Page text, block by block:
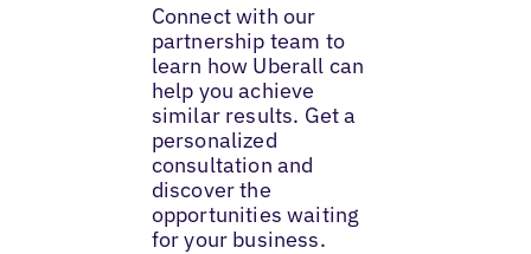
Connect with our
partnership team to
learn how Uberall can
help you achieve
similar results. Get a
personalized
consultation and
discover the
opportunities waiting
for your business.